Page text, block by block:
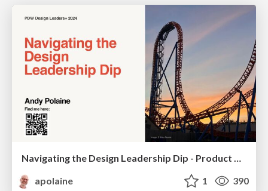
Navigating the Design Leadership Dip - Product Design Week Design Leaders+ Conference 2024
apolaine
1 390